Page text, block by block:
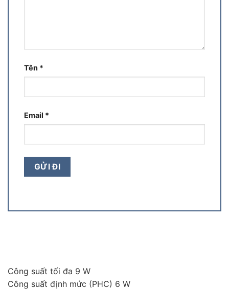
Tên *
Email *
Công suất tối đa 9 W
Công suất định mức (PHC) 6 W